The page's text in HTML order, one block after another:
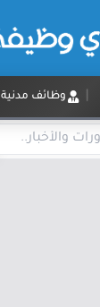
وظائف مدنية